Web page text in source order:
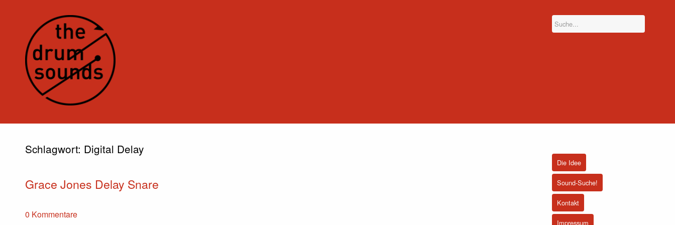
Schlagwort: Digital Delay
Grace Jones Delay Snare
0 Kommentare
Die Idee
Sound-Suche!
Kontakt
Impressum